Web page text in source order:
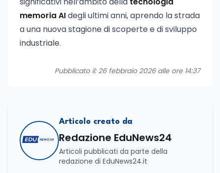
memoria AIdegli ultimi anni, aprendo la strada
a una nuova stagione di scoperte e di sviluppo
industriale.
Pubblicato il: 26 febbraio 2026 alle ore 14:37
Articolo creato da
Redazione EduNews24
Articoli pubblicati da parte della
redazione di EduNews24.it